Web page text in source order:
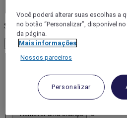
Selecionar hóspedes
1 Quarto(s) - 1 Hóspede(s)
Quarto 1
- Remova um adulto
+Adicione um adulto
- Remover uma criança
Você poderá alterar suas escolhas a
no botão “Personalizar”, disponível
da página.
Mais informações
Nossos parceiros
Personalizar